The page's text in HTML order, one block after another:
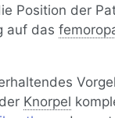
Position der
auf das
Knorpel